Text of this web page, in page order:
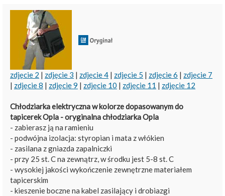
zdjęcie 2 | zdjęcie 3 | zdjęcie 4 | zdjęcie 5 | zdjęcie 6 | zdjęcie 7
| zdjęcie 8 | zdjęcie 9 | zdjęcie 10 | zdjęcie 11 | zdjęcie 12
Chłodziarka elektryczna w kolorze dopasowanym do
tapicerek Opla - oryginalna chłodziarka Opla
- zabierasz ją na ramieniu
- podwójna izolacja: styropian i mata z włókien
- zasilana z gniazda zapalniczki
- przy 25 st. C na zewnątrz, w środku jest 5-8 st. C
- wysokiej jakości wykończenie zewnętrzne materiałem
tapicerskim
- kieszenie boczne na kabel zasilający i drobiazgi